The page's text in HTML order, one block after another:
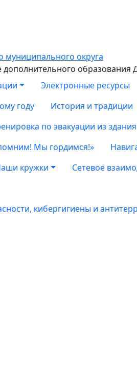
образования
Электронные ресурсы
году
История и традиции
по эвакуации из здания
Мы гордимся!»
кружки Сетевое
кибергигиены и